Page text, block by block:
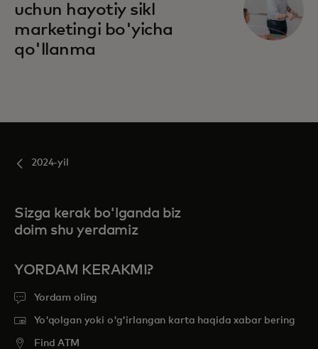
uchun hayotiy sikl
marketingi bo'yicha
qo'llanma
2024-yil
Sizga kerak bo'lganda biz
doim shu yerdamiz
YORDAM KERAKMI?
Yordam oling
Yo'qolgan yoki o'g'irlangan karta haqida xabar bering
Find ATM